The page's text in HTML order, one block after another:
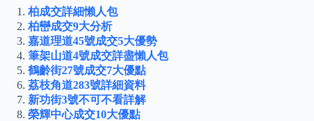
柏成交詳細懶人包
柏巒成交9大分析
嘉道理道45號成交5大優勢
筆架山道4號成交詳盡懶人包
鶴齡街27號成交7大優點
荔枝角道283號詳細資料
新功街3號不可不看詳解
榮輝中心成交10大優點